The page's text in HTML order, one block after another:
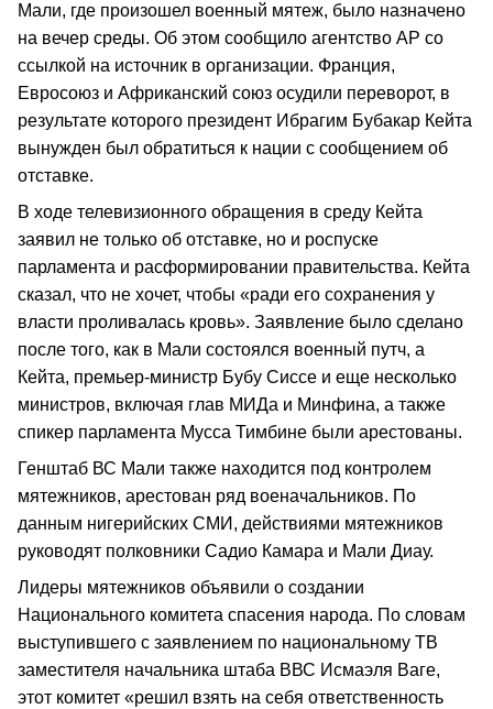
Мали, где произошел военный мятеж, было назначено
на вечер среды. Об этом сообщило агентство АР со
ссылкой на источник в организации. Франция,
Евросоюз и Африканский союз осудили переворот, в
результате которого президент Ибрагим Бубакар Кейта
вынужден был обратиться к нации с сообщением об
отставке.
В ходе телевизионного обращения в среду Кейта
заявил не только об отставке, но и роспуске
парламента и расформировании правительства. Кейта
сказал, что не хочет, чтобы «ради его сохранения у
власти проливалась кровь». Заявление было сделано
после того, как в Мали состоялся военный путч, а
Кейта, премьер-министр Бубу Сиссе и еще несколько
министров, включая глав МИДа и Минфина, а также
спикер парламента Мусса Тимбине были арестованы.
Генштаб ВС Мали также находится под контролем
мятежников, арестован ряд военачальников. По
данным нигерийских СМИ, действиями мятежников
руководят полковники Садио Камара и Мали Диау.
Лидеры мятежников объявили о создании
Национального комитета спасения народа. По словам
выступившего с заявлением по национальному ТВ
заместителя начальника штаба ВВС Исмаэля Ваге,
этот комитет «решил взять на себя ответственность